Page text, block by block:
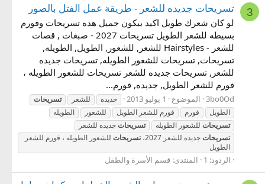
3 تسريحات جديده للشعر - طريقة عمل الفتل بالصور
لو كان شعرك طويل اكيد بيكون جميل هده تسريحات وفورم
بسيطه للشعر الطويل تسريحات 2027 - صبغات , قصات
للشعر - Hairstyles للشعر, للشعور, الطويل, الطويله,
تسريحات, تسريحات للشعور الطويله, تسريحات جديده
للشعر, تسريحات جديده للشعر تسريحات للشعور الطويله ،
فورم للشعر الطويل, جديده, فورم...
3bo0Od الموضوع 1 يوليو 2013 جديده للشعر
تسريحات
الطويل
فورم فورم للشعر الطويل للشعور
الطويله
تسريحات للشعور الطويله تسريحاتجديده للشعر
تسريحاتجديده للشعر 2027، تسريحات للشعور الطويله ، فورم للشعر
الطويل
الردود: 1 المنتدى: قسم الأسرة والطفل